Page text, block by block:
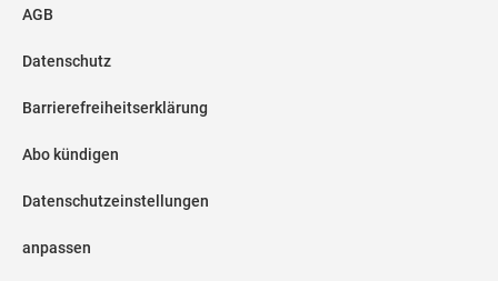
AGB
Datenschutz
Barrierefreiheitserklärung
Abo kündigen
Datenschutzeinstellungen
anpassen